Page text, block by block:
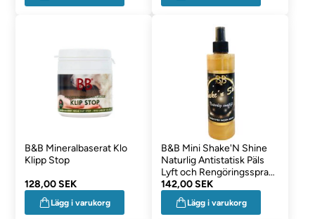
B&B Mineralbaserat Klo
Klipp Stop
128,00 SEK
Lägg i varukorg
B&B Mini Shake'N Shine
Naturlig Antistatisk Päls
Lyft och Rengöringsspray
100ml
142,00 SEK
Lägg i varukorg